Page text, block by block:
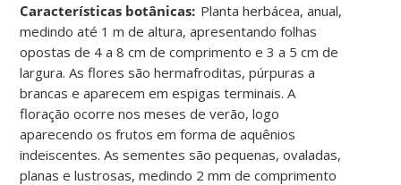
Características botânicas: Planta herbácea, anual,
medindo até 1 m de altura, apresentando folhas
opostas de 4 a 8 cm de comprimento e 3 a 5 cm de
largura. As flores são hermafroditas, púrpuras a
brancas e aparecem em espigas terminais. A
floração ocorre nos meses de verão, logo
aparecendo os frutos em forma de aquênios
indeiscentes. As sementes são pequenas, ovaladas,
planas e lustrosas, medindo 2 mm de comprimento